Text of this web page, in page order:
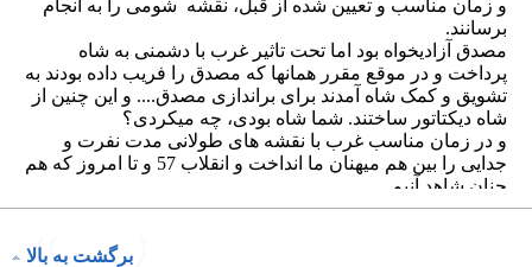
برگشت به بالا